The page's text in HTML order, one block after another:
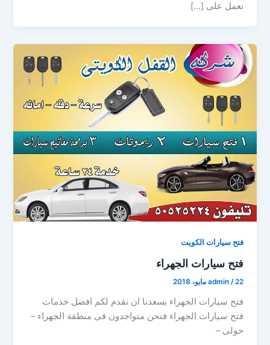
نعمل على […]
فتح سيارات الكويت
فتح سيارات الجهراء
admin /22 مايو، 2018
فتح سيارات الجهراء يسعدنا ان نقدم لكم افضل خدمات
فتح سيارات الجهراء فنحن متواجدون فى منطقة الجهراء –
حولى –